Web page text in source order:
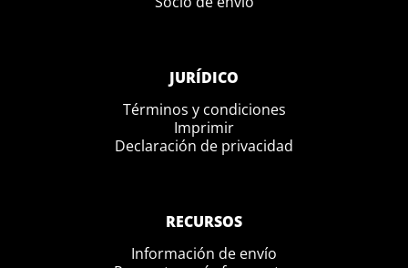
JURÍDICO
Términos y condiciones
Imprimir
Declaración de privacidad
RECURSOS
Información de envío